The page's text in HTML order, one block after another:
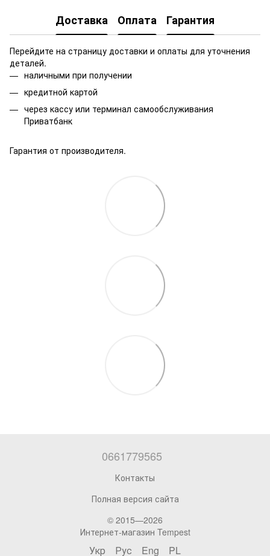
Доставка Оплата Гарантия
Перейдите на страницу доставки и оплаты для уточнения
деталей.
наличными при получении
кредитной картой
через кассу или терминал самообслуживания
Приватбанк
Гарантия от производителя.
0661779565
Контакты
Полная версия сайта
© 2015—2026
Интернет-магазин Tempest
Укр Рус Eng PL